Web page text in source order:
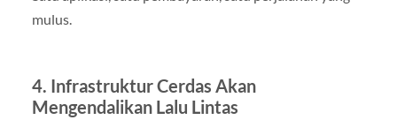
mulus.
4. Infrastruktur Cerdas Akan
Mengendalikan Lalu Lintas